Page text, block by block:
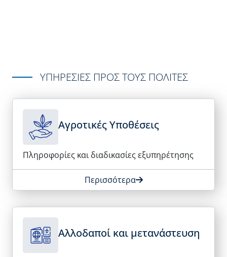
ΥΠΗΡΕΣΙΕΣ ΠΡΟΣ ΤΟΥΣ ΠΟΛΙΤΕΣ
Αγροτικές Υποθέσεις
Πληροφορίες και διαδικασίες εξυπηρέτησης
Περισσότερα
Αλλοδαποί και μετανάστευση